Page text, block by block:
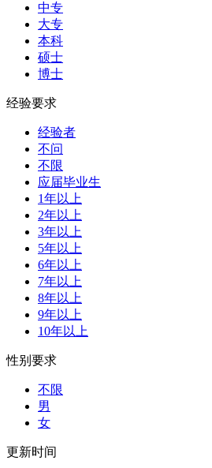
中专
大专
本科
硕士
博士
经验要求
经验者
不问
不限
应届毕业生
1年以上
2年以上
3年以上
5年以上
6年以上
7年以上
8年以上
9年以上
10年以上
性别要求
不限
男
女
更新时间